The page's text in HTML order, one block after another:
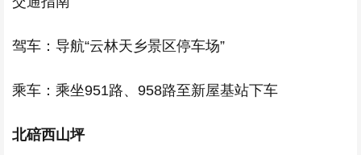
驾车：导航“云林天乡景区停车场”
乘车：乘坐951路、958路至新屋基站下车
北碚西山坪